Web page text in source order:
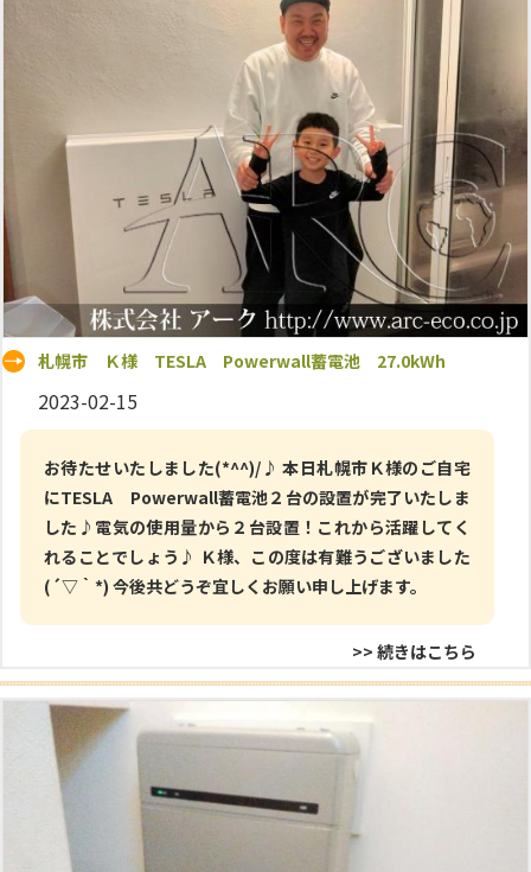
札幌市 Ｋ様 TESLA Powerwall蓄電池 27.0kWh
2023-02-15
お待たせいたしました(*^^)/♪ 本日札幌市Ｋ様のご自宅
にTESLA Powerwall蓄電池２台の設置が完了いたしま
した♪電気の使用量から２台設置！これから活躍してく
れることでしょう♪ Ｋ様、この度は有難うございました
(´▽｀*) 今後共どうぞ宜しくお願い申し上げます。
>> 続きはこちら